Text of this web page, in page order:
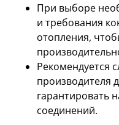
При выборе
и требования
отопления,
Рекомендуется
производителя
гарантировать
соединений.